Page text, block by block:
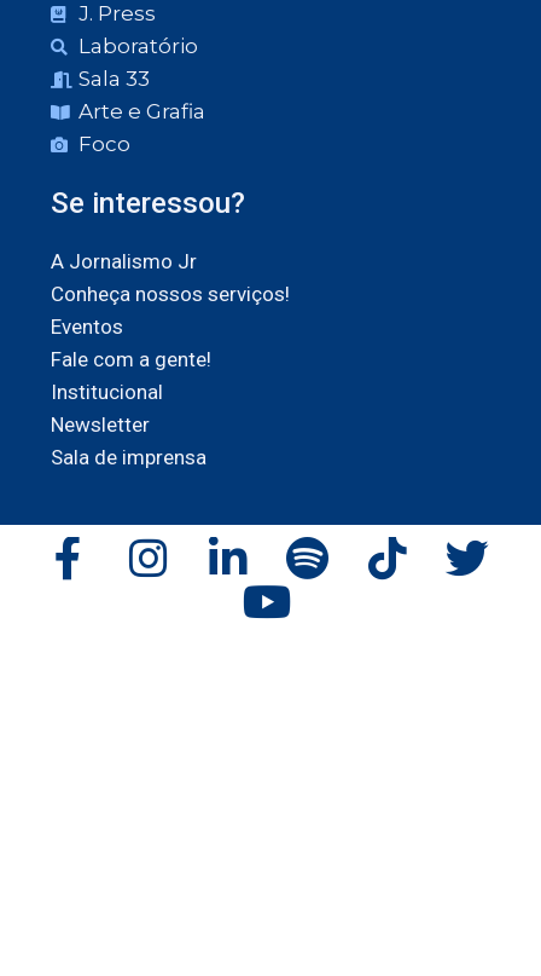
J. Press
Laboratório
Sala 33
Arte e Grafia
Foco
Se interessou?
A Jornalismo Jr
Conheça nossos serviços!
Eventos
Fale com a gente!
Institucional
Newsletter
Sala de imprensa